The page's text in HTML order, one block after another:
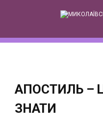
АПОСТИЛЬ –
ЗНАТИ